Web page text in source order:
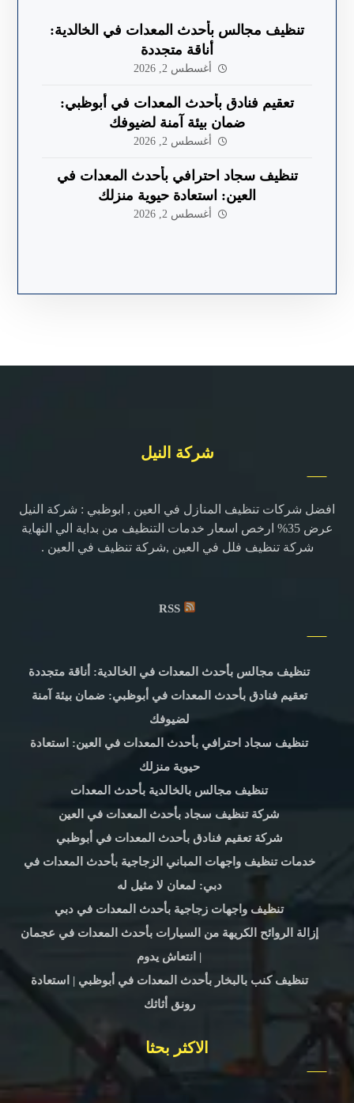
تنظيف مجالس بأحدث المعدات في الخالدية:
أناقة متجددة
أغسطس 2, 2026
تعقيم فنادق بأحدث المعدات في أبوظبي:
ضمان بيئة آمنة لضيوفك
أغسطس 2, 2026
تنظيف سجاد احترافي بأحدث المعدات في
العين: استعادة حيوية منزلك
أغسطس 2, 2026
شركة النيل
افضل شركات تنظيف المنازل في العين , ابوظبي : شركة النيل
عرض 35% ارخص اسعار خدمات التنظيف من بداية الي النهاية
شركة تنظيف فلل في العين ,شركة تنظيف في العين .
RSS
تنظيف مجالس بأحدث المعدات في الخالدية: أناقة متجددة
تعقيم فنادق بأحدث المعدات في أبوظبي: ضمان بيئة آمنة
لضيوفك
تنظيف سجاد احترافي بأحدث المعدات في العين: استعادة
حيوية منزلك
تنظيف مجالس بالخالدية بأحدث المعدات
شركة تنظيف سجاد بأحدث المعدات في العين
شركة تعقيم فنادق بأحدث المعدات في أبوظبي
خدمات تنظيف واجهات المباني الزجاجية بأحدث المعدات في
دبي: لمعان لا مثيل له
تنظيف واجهات زجاجية بأحدث المعدات في دبي
إزالة الروائح الكريهة من السيارات بأحدث المعدات في عجمان
| انتعاش يدوم
تنظيف كنب بالبخار بأحدث المعدات في أبوظبي | استعادة
رونق أثاثك
الاكثر بحثا